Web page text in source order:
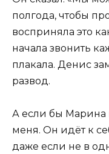
полгода, чтобы
восприняла это
начала звонить
плакала. Денис
развод.
А если бы Марина
меня. Он идёт к
даже если не в